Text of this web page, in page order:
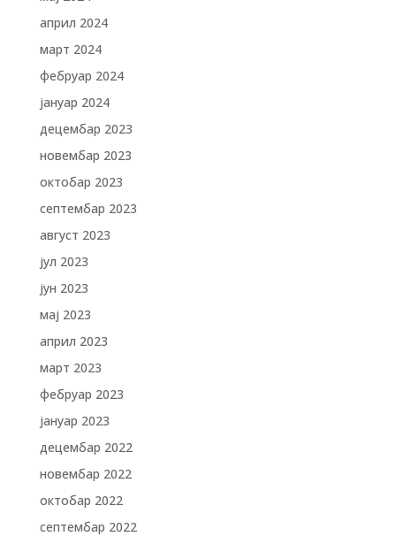
април 2024
март 2024
фебруар 2024
јануар 2024
децембар 2023
новембар 2023
октобар 2023
септембар 2023
август 2023
јул 2023
јун 2023
мај 2023
април 2023
март 2023
фебруар 2023
јануар 2023
децембар 2022
новембар 2022
октобар 2022
септембар 2022